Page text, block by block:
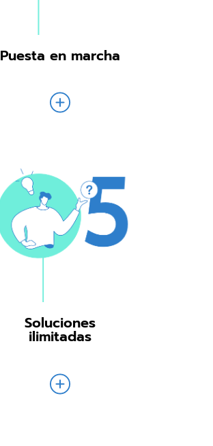
Puesta en marcha
Soluciones
ilimitadas